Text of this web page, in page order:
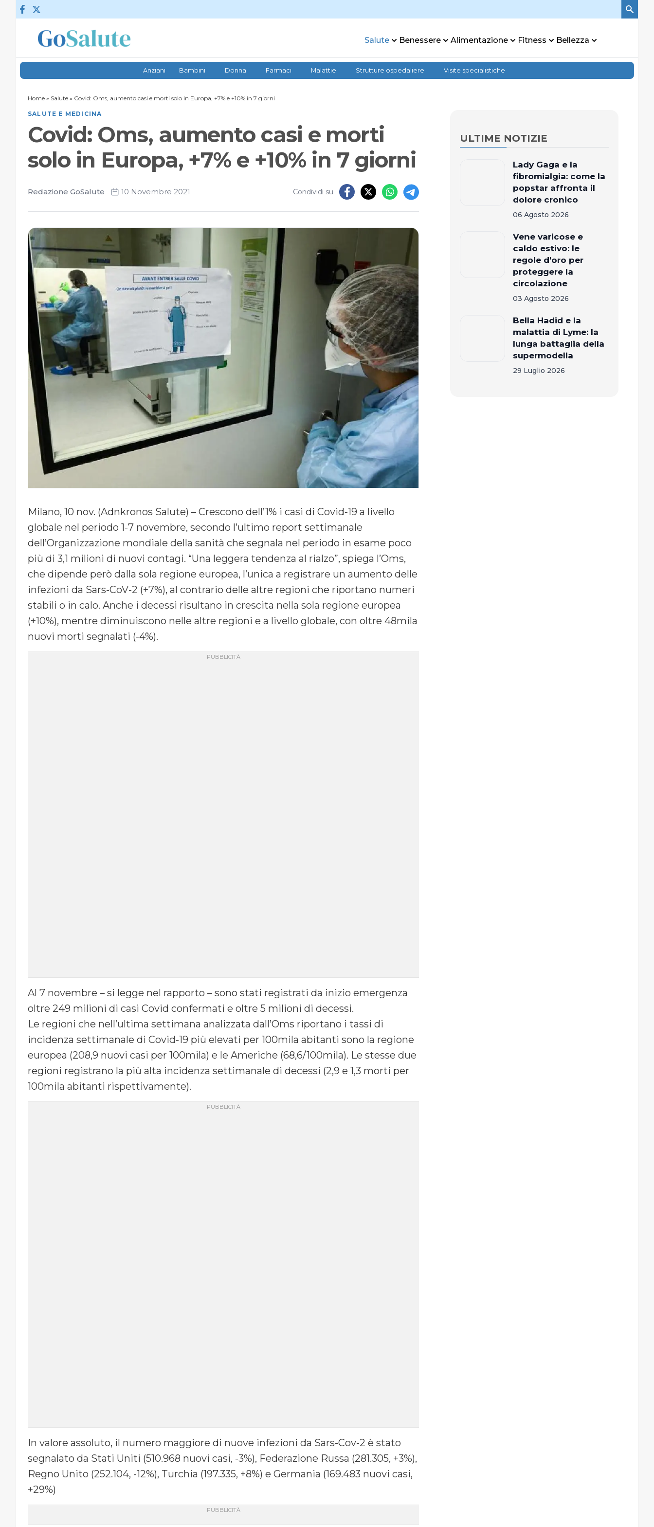
Vai al contenuto
Salute Benessere Alimentazione Fitness Bellezza
Anziani Bambini Donna Farmaci Malattie Strutture ospedaliere Visite specialistiche
Home » Salute » Covid: Oms, aumento casi e morti solo in Europa, +7% e +10% in 7 giorni
SALUTE E MEDICINA
Covid: Oms, aumento casi e morti
solo in Europa, +7% e +10% in 7 giorni
Redazione GoSalute 10 Novembre 2021 Condividi su
Milano, 10 nov. (Adnkronos Salute) – Crescono dell’1% i casi di Covid-19 a livello
globale nel periodo 1-7 novembre, secondo l’ultimo report settimanale
dell’Organizzazione mondiale della sanità che segnala nel periodo in esame poco
più di 3,1 milioni di nuovi contagi. “Una leggera tendenza al rialzo”, spiega l’Oms,
che dipende però dalla sola regione europea, l’unica a registrare un aumento delle
infezioni da Sars-CoV-2 (+7%), al contrario delle altre regioni che riportano numeri
stabili o in calo. Anche i decessi risultano in crescita nella sola regione europea
(+10%), mentre diminuiscono nelle altre regioni e a livello globale, con oltre 48mila
nuovi morti segnalati (-4%).
Al 7 novembre – si legge nel rapporto – sono stati registrati da inizio emergenza
oltre 249 milioni di casi Covid confermati e oltre 5 milioni di decessi.
Le regioni che nell’ultima settimana analizzata dall’Oms riportano i tassi di
incidenza settimanale di Covid-19 più elevati per 100mila abitanti sono la regione
europea (208,9 nuovi casi per 100mila) e le Americhe (68,6/100mila). Le stesse due
regioni registrano la più alta incidenza settimanale di decessi (2,9 e 1,3 morti per
100mila abitanti rispettivamente).
In valore assoluto, il numero maggiore di nuove infezioni da Sars-Cov-2 è stato
segnalato da Stati Uniti (510.968 nuovi casi, -3%), Federazione Russa (281.305, +3%),
Regno Unito (252.104, -12%), Turchia (197.335, +8%) e Germania (169.483 nuovi casi,
+29%)
ULTIME NOTIZIE
Lady Gaga e la
fibromialgia: come la
popstar affronta il
dolore cronico
06 Agosto 2026
Vene varicose e
caldo estivo: le
regole d'oro per
proteggere la
circolazione
03 Agosto 2026
Bella Hadid e la
malattia di Lyme: la
lunga battaglia della
supermodella
29 Luglio 2026